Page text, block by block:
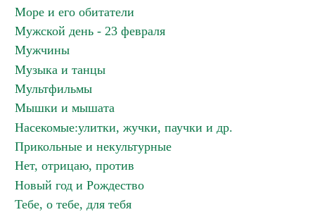
Море и его обитатели
Мужской день - 23 февраля
Мужчины
Музыка и танцы
Мультфильмы
Мышки и мышата
Насекомые:улитки, жучки, паучки и др.
Прикольные и некультурные
Нет, отрицаю, против
Новый год и Рождество
Тебе, о тебе, для тебя